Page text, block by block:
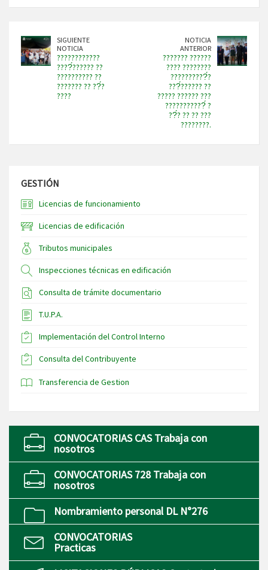
SIGUIENTE
NOTICIA
????????????
????́?????? ??
?????????? ??
??????? ?? ??́?
????
NOTICIA
ANTERIOR
??????? ??????
???? ????????
??????????́?
???́?????? ??
????? ?????? ???
???????????́ ?
??́? ?? ?? ???
????????.
GESTIÓN
Licencias de funcionamiento
Licencias de edificación
Tributos municipales
Inspecciones técnicas en edificación
Consulta de trámite documentario
T.U.P.A.
Implementación del Control Interno
Consulta del Contribuyente
Transferencia de Gestion
CONVOCATORIAS CAS Trabaja con
nosotros
CONVOCATORIAS 728 Trabaja con
nosotros
Nombramiento personal DL N°276
CONVOCATORIAS
Practicas